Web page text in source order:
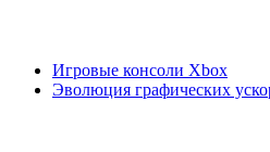
Игровые консоли Xbox
Эволюция графических